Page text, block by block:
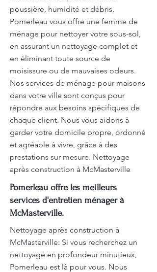
poussière, humidité et débris.
Pomerleau vous offre une femme de
ménage pour nettoyer votre sous-sol,
en assurant un nettoyage complet et
en éliminant toute source de
moisissure ou de mauvaises odeurs.
Nos services de ménage pour maisons
dans votre ville sont conçus pour
répondre aux besoins spécifiques de
chaque client. Nous vous aidons à
garder votre domicile propre, ordonné
et agréable à vivre, grâce à des
prestations sur mesure. Nettoyage
après construction à McMasterville
Pomerleau offre les meilleurs
services d'entretien ménager à
McMasterville.
Nettoyage après construction à
McMasterville: Si vous recherchez un
nettoyage en profondeur minutieux,
Pomerleau est là pour vous. Nous